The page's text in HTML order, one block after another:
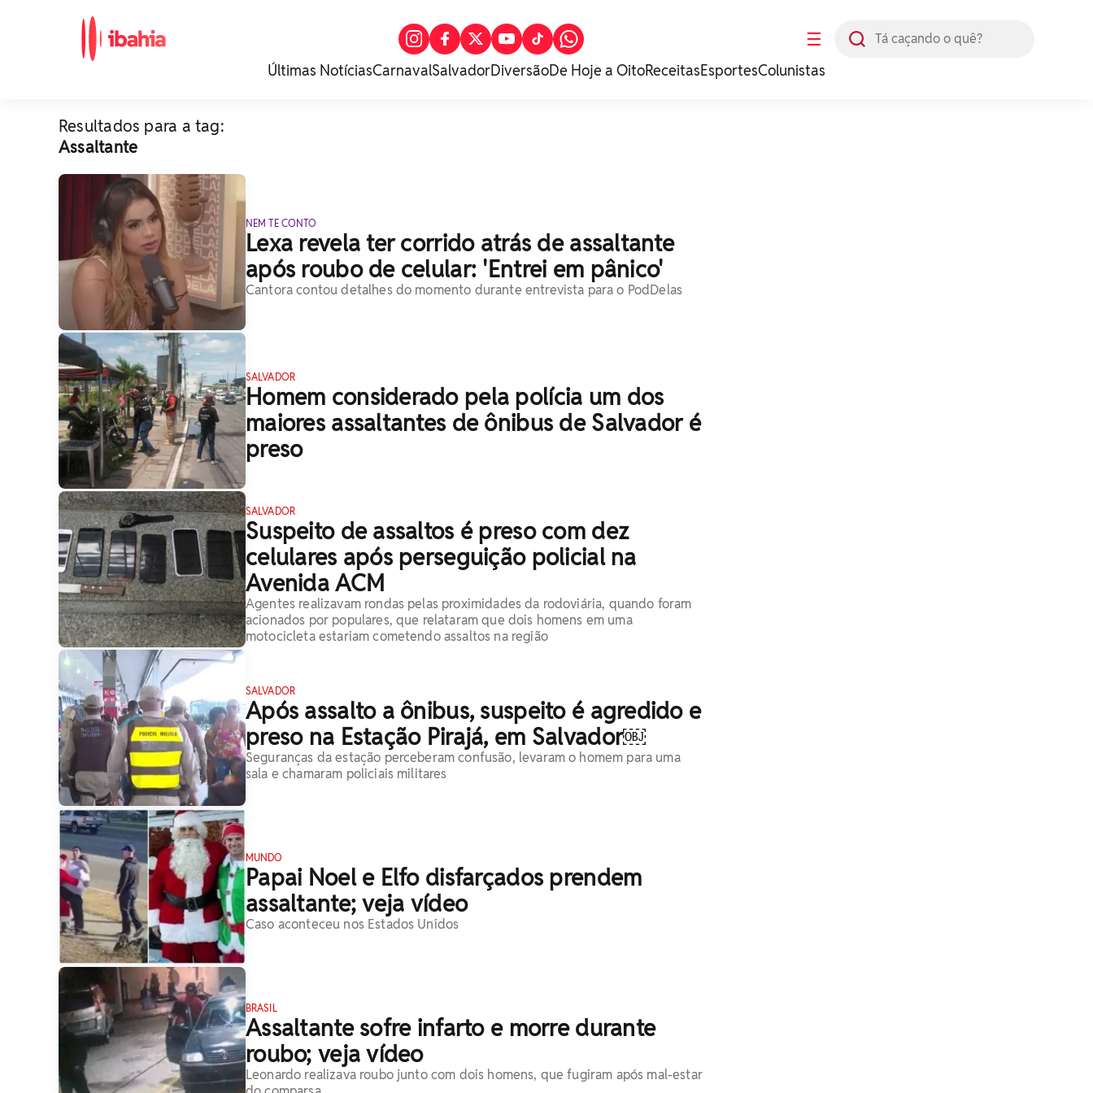
☰
Últimas NotíciasCarnavalSalvadorDiversãoDe Hoje a OitoReceitasEsportesColunistas
Resultados para a tag:
Assaltante
NEM TE CONTO
Lexa revela ter corrido atrás de assaltante
após roubo de celular: 'Entrei em pânico'
Cantora contou detalhes do momento durante entrevista para o PodDelas
SALVADOR
Homem considerado pela polícia um dos
maiores assaltantes de ônibus de Salvador é
preso
SALVADOR
Suspeito de assaltos é preso com dez
celulares após perseguição policial na
Avenida ACM
Agentes realizavam rondas pelas proximidades da rodoviária, quando foram
acionados por populares, que relataram que dois homens em uma
motocicleta estariam cometendo assaltos na região
SALVADOR
Após assalto a ônibus, suspeito é agredido e
preso na Estação Pirajá, em Salvador￼
Seguranças da estação perceberam confusão, levaram o homem para uma
sala e chamaram policiais militares
MUNDO
Papai Noel e Elfo disfarçados prendem
assaltante; veja vídeo
Caso aconteceu nos Estados Unidos
BRASIL
Assaltante sofre infarto e morre durante
roubo; veja vídeo
Leonardo realizava roubo junto com dois homens, que fugiram após mal-estar